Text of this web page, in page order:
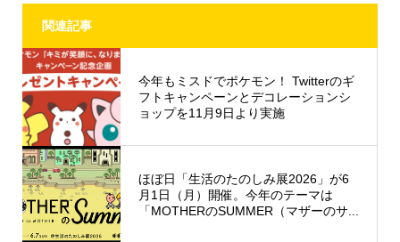
関連記事
今年もミスドでポケモン！ Twitterのギ
フトキャンペーンとデコレーションシ
ョップを11月9日より実施
ほぼ日「生活のたのしみ展2026」が6
月1日（月）開催。今年のテーマは
「MOTHERのSUMMER（マザーのサ...